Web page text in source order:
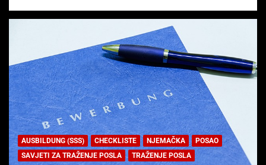
AUSBILDUNG (SSS) CHECKLISTE NJEMAČKA
POSAO
SAVJETI ZA TRAŽENJE POSLA
TRAŽENJE POSLA